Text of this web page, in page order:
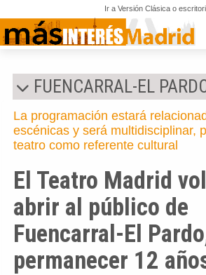
Ir a Versión Clásica o
FUENCARRAL-EL
La programación estará
escénicas y será multidisciplinar,
teatro como referente cultural
El Teatro Madrid
abrir al público de
Fuencarral-El
permanecer 12